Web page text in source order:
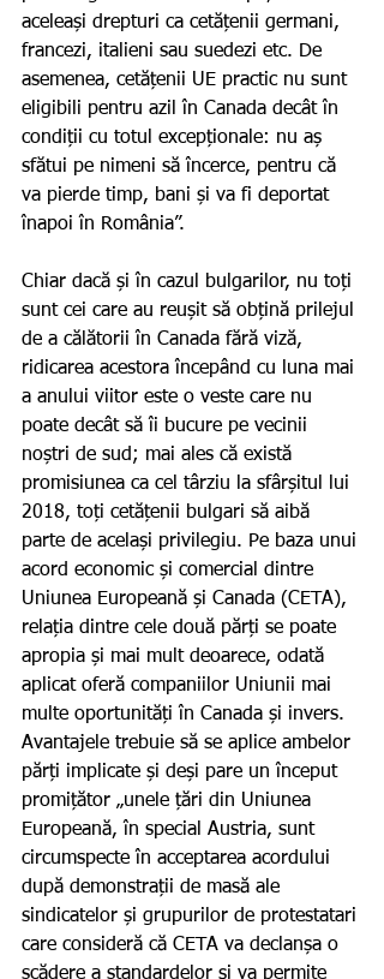
aceleași drepturi ca cetățenii germani,
francezi, italieni sau suedezi etc. De
asemenea, cetățenii UE practic nu sunt
eligibili pentru azil în Canada decât în
condiții cu totul excepționale: nu aș
sfătui pe nimeni să încerce, pentru că
va pierde timp, bani și va fi deportat
înapoi în România”.
Chiar dacă și în cazul bulgarilor, nu toți
sunt cei care au reușit să obțină prilejul
de a călătorii în Canada fără viză,
ridicarea acestora începând cu luna mai
a anului viitor este o veste care nu
poate decât să îi bucure pe vecinii
noștri de sud; mai ales că există
promisiunea ca cel târziu la sfârșitul lui
2018, toți cetățenii bulgari să aibă
parte de același privilegiu. Pe baza unui
acord economic și comercial dintre
Uniunea Europeană și Canada (CETA),
relația dintre cele două părți se poate
apropia și mai mult deoarece, odată
aplicat oferă companiilor Uniunii mai
multe oportunități în Canada și invers.
Avantajele trebuie să se aplice ambelor
părți implicate și deși pare un început
promițător „unele țări din Uniunea
Europeană, în special Austria, sunt
circumspecte în acceptarea acordului
după demonstrații de masă ale
sindicatelor și grupurilor de protestatari
care consideră că CETA va declanșa o
scădere a standardelor și va permite